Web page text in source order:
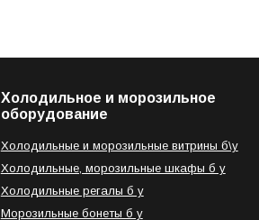
Холодильное и морозильное
оборудование
Холодильные и морозильные витрины б\у
Холодильные, морозильные шкафы б у
Холодильные регалы б у
Морозильные бонеты б у